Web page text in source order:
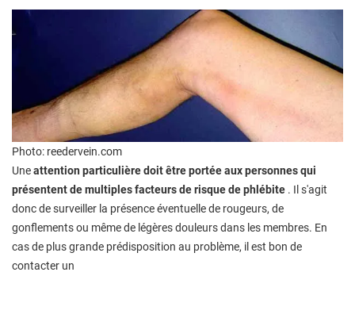
Photo: reedervein.com
Uneattention particulière doit être portée aux personnes qui
présentent de multiples facteurs de risque de phlébite . Il s'agit
donc de surveiller la présence éventuelle de rougeurs, de
gonflements ou même de légères douleurs dans les membres. En
cas de plus grande prédisposition au problème, il est bon de
contacter un